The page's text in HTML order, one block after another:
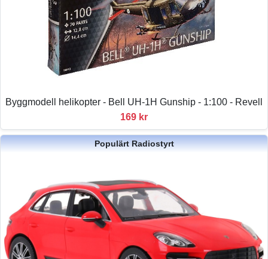
Byggmodell helikopter - Bell UH-1H Gunship - 1:100 - Revell
169 kr
Populärt Radiostyrt